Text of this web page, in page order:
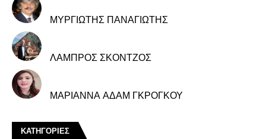
ΜΥΡΓΙΩΤΗΣ ΠΑΝΑΓΙΩΤΗΣ
ΛΑΜΠΡΟΣ ΣΚΟΝΤΖΟΣ
ΜΑΡΙΑΝΝΑ ΑΔΑΜ ΓΚΡΟΓΚΟΥ
ΚΑΤΗΓΟΡΙΕΣ